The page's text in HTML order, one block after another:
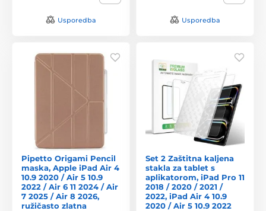
Usporedba Usporedba
Pipetto Origami Pencil
maska, Apple iPad Air 4
10.9 2020 / Air 5 10.9
2022 / Air 6 11 2024 / Air
7 2025 / Air 8 2026,
ružičasto zlatna
Set 2 Zaštitna kaljena
stakla za tablet s
aplikatorom, iPad Pro 11
2018 / 2020 / 2021 /
2022, iPad Air 4 10.9
2020 / Air 5 10.9 2022